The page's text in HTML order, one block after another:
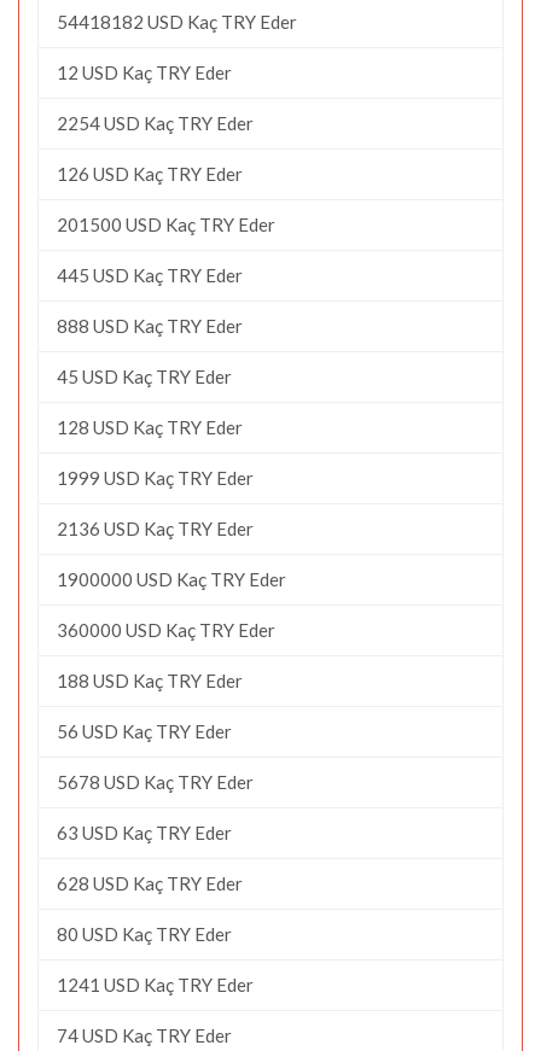
54418182 USD Kaç TRY Eder
12 USD Kaç TRY Eder
2254 USD Kaç TRY Eder
126 USD Kaç TRY Eder
201500 USD Kaç TRY Eder
445 USD Kaç TRY Eder
888 USD Kaç TRY Eder
45 USD Kaç TRY Eder
128 USD Kaç TRY Eder
1999 USD Kaç TRY Eder
2136 USD Kaç TRY Eder
1900000 USD Kaç TRY Eder
360000 USD Kaç TRY Eder
188 USD Kaç TRY Eder
56 USD Kaç TRY Eder
5678 USD Kaç TRY Eder
63 USD Kaç TRY Eder
628 USD Kaç TRY Eder
80 USD Kaç TRY Eder
1241 USD Kaç TRY Eder
74 USD Kaç TRY Eder